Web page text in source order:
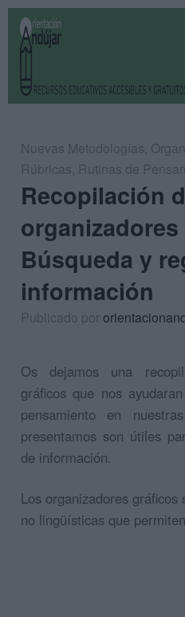
Nuevas Metodologías,
Rúbricas, Rutinas de
Recopilación
Búsqueda y
información
Publicado por
Os dejamos una
gráficos que nos
pensamiento en
presentamos son útiles
de información.
Los organizadores
no lingüísticas que